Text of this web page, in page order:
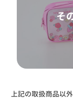
そ
上記の取扱商品以